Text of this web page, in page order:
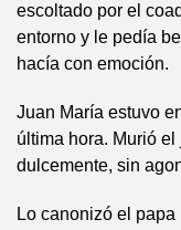
escoltado por el
entorno y le pedía
hacía con emoción.
Juan María estuvo
última hora. Murió
dulcemente, sin
Lo canonizó el